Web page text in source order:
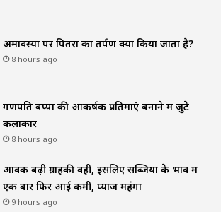
अमावस्या पर पितरों का तर्पण क्यों किया जाता है?
8 hours ago
गणपति बप्पा की आकर्षक प्रतिमाएं बनाने में जुटे
कलाकार
8 hours ago
आवक बढ़ी ग्राहकी वही, इसलिए सब्जियों के भाव में
एक बार फिर आई कमी, प्याज महंगा
9 hours ago